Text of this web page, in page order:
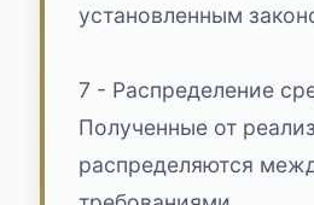
установленным
7 - Распределение
Полученные от
распределяются